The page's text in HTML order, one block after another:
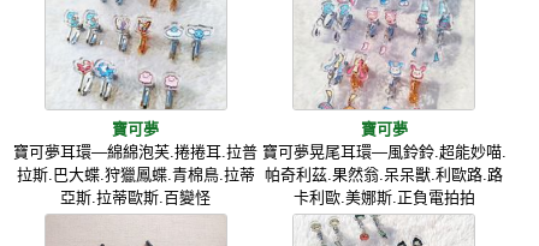
寶可夢
寶可夢耳環—綿綿泡芙.捲捲耳.拉普
拉斯.巴大蝶.狩獵鳳蝶.青棉鳥.拉蒂
亞斯.拉蒂歐斯.百變怪
寶可夢
寶可夢晃尾耳環—風鈴鈴.超能妙喵.
帕奇利茲.果然翁.呆呆獸.利歐路.路
卡利歐.美娜斯.正負電拍拍